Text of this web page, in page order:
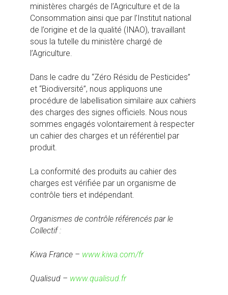
ministères chargés de l’Agriculture et de la
Consommation ainsi que par l’Institut national
de l’origine et de la qualité (INAO), travaillant
sous la tutelle du ministère chargé de
l’Agriculture.
Dans le cadre du “Zéro Résidu de Pesticides”
et “Biodiversité”, nous appliquons une
procédure de labellisation similaire aux cahiers
des charges des signes officiels. Nous nous
sommes engagés volontairement à respecter
un cahier des charges et un référentiel par
produit.
La conformité des produits au cahier des
charges est vérifiée par un organisme de
contrôle tiers et indépendant.
Organismes de contrôle référencés par le
Collectif :
Kiwa France – www.kiwa.com/fr
Qualisud – www.qualisud.fr